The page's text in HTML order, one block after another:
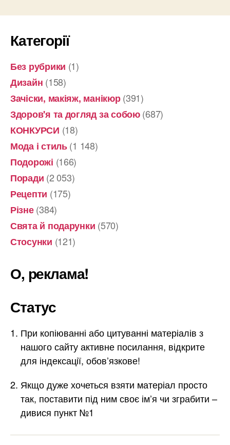
Категорії
Без рубрики (1)
Дизайн (158)
Зачіски, макіяж, манікюр(391)
Здоров'я та догляд за собою(687)
КОНКУРСИ (18)
Мода і стиль(1 148)
Подорожі (166)
Поради (2 053)
Рецепти (175)
Різне(384)
Свята й подарунки (570)
Стосунки (121)
О, реклама!
Статус
При копіюванні або цитуванні матеріалів з
нашого сайту активне посилання, відкрите
для індексації, обов’язкове!
Якщо дуже хочеться взяти матеріал просто
так, поставити під ним своє ім’я чи зграбити –
дивися пункт №1